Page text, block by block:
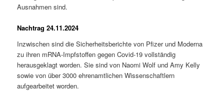
Ausnahmen sind.
Nachtrag 24.11.2024
Inzwischen sind die Sicherheitsberichte von Pfizer und Moderna
zu ihren mRNA-Impfstoffen gegen Covid-19 vollständig
herausgeklagt worden. Sie sind von Naomi Wolf und Amy Kelly
sowie von über 3000 ehrenamtlichen Wissenschaftlern
aufgearbeitet worden.